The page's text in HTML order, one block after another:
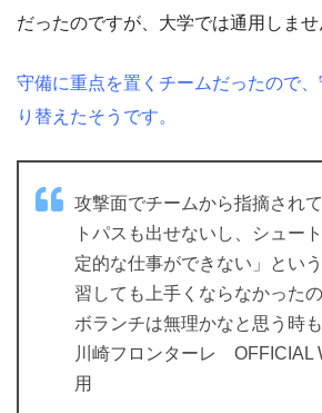
だったのですが、大学では通用しませ
守備に重点を置くチームだったので
り替えたそうです。
攻撃面でチームから指摘され
トパスも出せないし、シュー
定的な仕事ができない」とい
習しても上手くならなかった
ボランチは無理かなと思う時
川崎フロンターレ OFFICIAL
用